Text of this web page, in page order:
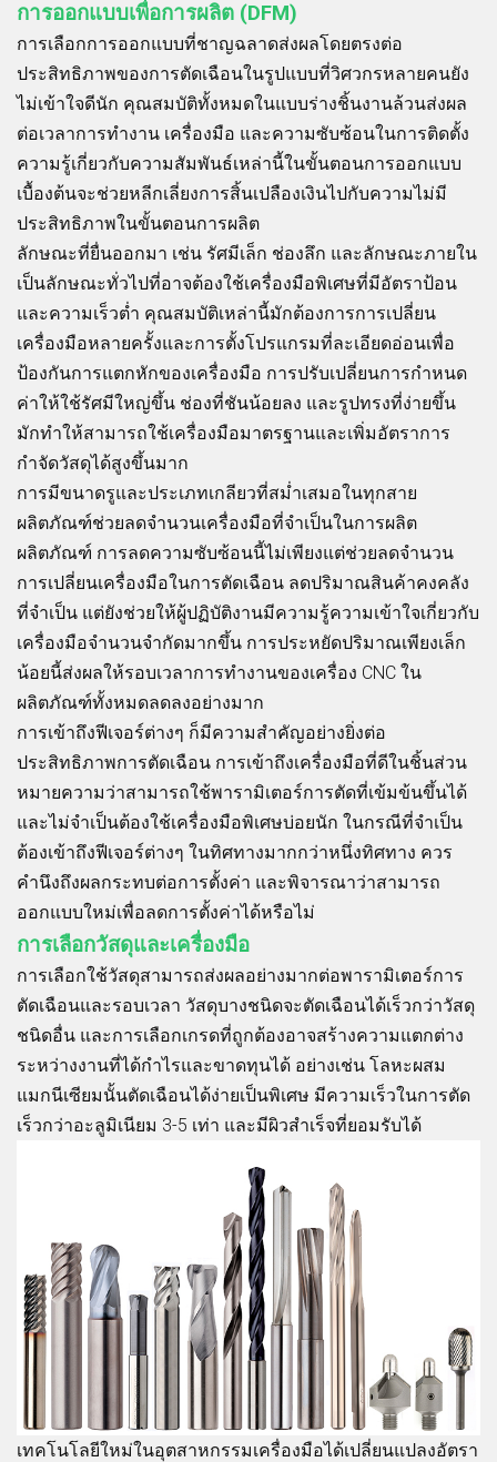
การออกแบบเพื่อการผลิต (DFM)
การเลือกการออกแบบที่ชาญฉลาดส่งผลโดยตรงต่อ
ประสิทธิภาพของการตัดเฉือนในรูปแบบที่วิศวกรหลายคนยัง
ไม่เข้าใจดีนัก คุณสมบัติทั้งหมดในแบบร่างชิ้นงานล้วนส่งผล
ต่อเวลาการทำงาน เครื่องมือ และความซับซ้อนในการติดตั้ง
ความรู้เกี่ยวกับความสัมพันธ์เหล่านี้ในขั้นตอนการออกแบบ
เบื้องต้นจะช่วยหลีกเลี่ยงการสิ้นเปลืองเงินไปกับความไม่มี
ประสิทธิภาพในขั้นตอนการผลิต
ลักษณะที่ยื่นออกมา เช่น รัศมีเล็ก ช่องลึก และลักษณะภายใน
เป็นลักษณะทั่วไปที่อาจต้องใช้เครื่องมือพิเศษที่มีอัตราป้อน
และความเร็วต่ำ คุณสมบัติเหล่านี้มักต้องการการเปลี่ยน
เครื่องมือหลายครั้งและการตั้งโปรแกรมที่ละเอียดอ่อนเพื่อ
ป้องกันการแตกหักของเครื่องมือ การปรับเปลี่ยนการกำหนด
ค่าให้ใช้รัศมีใหญ่ขึ้น ช่องที่ชันน้อยลง และรูปทรงที่ง่ายขึ้น
มักทำให้สามารถใช้เครื่องมือมาตรฐานและเพิ่มอัตราการ
กำจัดวัสดุได้สูงขึ้นมาก
การมีขนาดรูและประเภทเกลียวที่สม่ำเสมอในทุกสาย
ผลิตภัณฑ์ช่วยลดจำนวนเครื่องมือที่จำเป็นในการผลิต
ผลิตภัณฑ์ การลดความซับซ้อนนี้ไม่เพียงแต่ช่วยลดจำนวน
การเปลี่ยนเครื่องมือในการตัดเฉือน ลดปริมาณสินค้าคงคลัง
ที่จำเป็น แต่ยังช่วยให้ผู้ปฏิบัติงานมีความรู้ความเข้าใจเกี่ยวกับ
เครื่องมือจำนวนจำกัดมากขึ้น การประหยัดปริมาณเพียงเล็ก
น้อยนี้ส่งผลให้รอบเวลาการทำงานของเครื่อง CNC ใน
ผลิตภัณฑ์ทั้งหมดลดลงอย่างมาก
การเข้าถึงฟีเจอร์ต่างๆ ก็มีความสำคัญอย่างยิ่งต่อ
ประสิทธิภาพการตัดเฉือน การเข้าถึงเครื่องมือที่ดีในชิ้นส่วน
หมายความว่าสามารถใช้พารามิเตอร์การตัดที่เข้มข้นขึ้นได้
และไม่จำเป็นต้องใช้เครื่องมือพิเศษบ่อยนัก ในกรณีที่จำเป็น
ต้องเข้าถึงฟีเจอร์ต่างๆ ในทิศทางมากกว่าหนึ่งทิศทาง ควร
คำนึงถึงผลกระทบต่อการตั้งค่า และพิจารณาว่าสามารถ
ออกแบบใหม่เพื่อลดการตั้งค่าได้หรือไม่
การเลือกวัสดุและเครื่องมือ
การเลือกใช้วัสดุสามารถส่งผลอย่างมากต่อพารามิเตอร์การ
ตัดเฉือนและรอบเวลา วัสดุบางชนิดจะตัดเฉือนได้เร็วกว่าวัสดุ
ชนิดอื่น และการเลือกเกรดที่ถูกต้องอาจสร้างความแตกต่าง
ระหว่างงานที่ได้กำไรและขาดทุนได้ อย่างเช่น โลหะผสม
แมกนีเซียมนั้นตัดเฉือนได้ง่ายเป็นพิเศษ มีความเร็วในการตัด
เร็วกว่าอะลูมิเนียม 3-5 เท่า และมีผิวสำเร็จที่ยอมรับได้
เทคโนโลยีใหม่ในอุตสาหกรรมเครื่องมือได้เปลี่ยนแปลงอัตรา